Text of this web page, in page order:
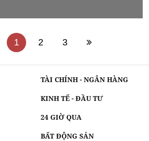
1 2 3
TÀI CHÍNH - NGÂN HÀNG
KINH TẾ - ĐẦU TƯ
24 GIỜ QUA
BẤT ĐỘNG SẢN